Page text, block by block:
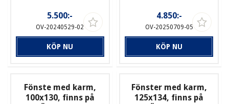
5.500:-
OV-20240529-02
KÖP NU
4.850:-
OV-20250709-05
KÖP NU
Fönste med karm,
100x130, finns på
Fönster med karm,
125x134, finns på